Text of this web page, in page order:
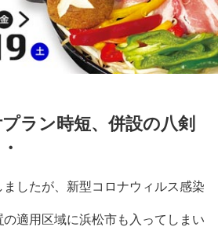
ラン時短、併設の八剣
ましたが、新型コロナウィルス感染
の適用区域に浜松市も入ってしまい